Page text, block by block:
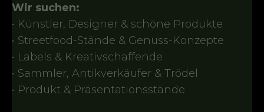
Wir suchen:
• Künstler, Designer & schöne Produkte
• Streetfood-Stände & Genuss-Konzepte
• Labels & Kreativschaffende
• Sammler, Antikverkäufer & Trödel
• Produkt & Präsentationsstände